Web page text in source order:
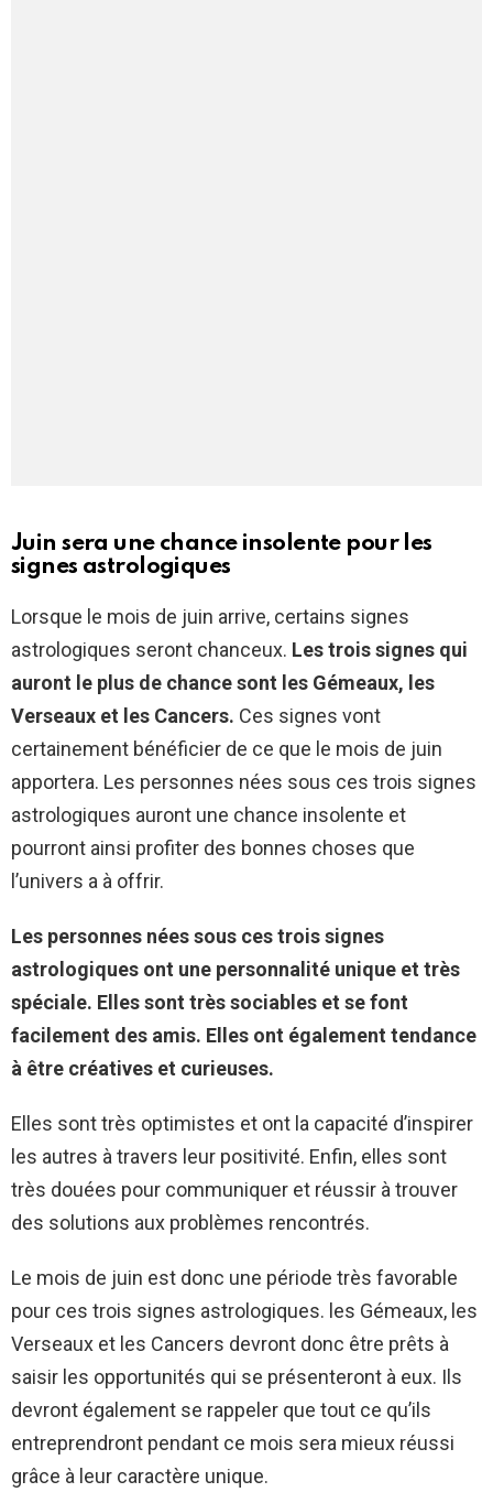
Juin sera une chance insolente pour les
signes astrologiques
Lorsque le mois de juin arrive, certains signes
astrologiques seront chanceux. Les trois signes qui
auront le plus de chance sont les Gémeaux, les
Verseaux et les Cancers. Ces signes vont
certainement bénéficier de ce que le mois de juin
apportera. Les personnes nées sous ces trois signes
astrologiques auront une chance insolente et
pourront ainsi profiter des bonnes choses que
l’univers a à offrir.
Les personnes nées sous ces trois signes
astrologiques ont une personnalité unique et très
spéciale. Elles sont très sociables et se font
facilement des amis. Elles ont également tendance
à être créatives et curieuses.
Elles sont très optimistes et ont la capacité d’inspirer
les autres à travers leur positivité. Enfin, elles sont
très douées pour communiquer et réussir à trouver
des solutions aux problèmes rencontrés.
Le mois de juin est donc une période très favorable
pour ces trois signes astrologiques. les Gémeaux, les
Verseaux et les Cancers devront donc être prêts à
saisir les opportunités qui se présenteront à eux. Ils
devront également se rappeler que tout ce qu’ils
entreprendront pendant ce mois sera mieux réussi
grâce à leur caractère unique.